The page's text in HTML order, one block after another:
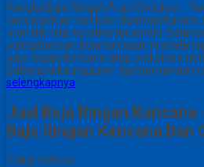
Rangka Baja Ringan Atap Onduline –
kencana kian hari kian digemari karena
memiliki nilai estetika tersendiri. Salah
paling banyak digemari saat ini adalah
baja ringan kencana atap onduline
Beberapa keunggulan dari pemakaian
selengkapnya
Jual Baja Ringan Kancana
Baja Ringan Kencana Dan
Tutup Sidebar